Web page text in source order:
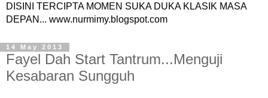
DISINI TERCIPTA MOMEN SUKA DUKA KLASIK MASA
DEPAN... www.nurmimy.blogspot.com
14 May 2013
Fayel Dah Start Tantrum...Menguji
Kesabaran Sungguh